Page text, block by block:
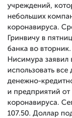
учреждений,
небольших
коронавируса.
Гринвичу в
банка во
Нисимура заявил
использовать
денежно-
и предприятий
коронавируса.
107.50. Доллар